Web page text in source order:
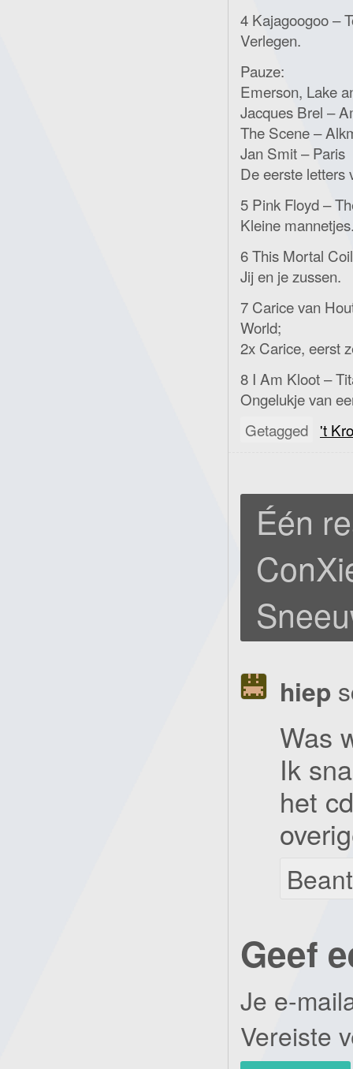
4 Kajagoogoo –
Verlegen.
Pauze:
Emerson, Lake
Jacques Brel –
The Scene –
Jan Smit – Paris
De eerste letters
5 Pink Floyd –
Kleine
6 This Mortal
Jij en je zussen.
7 Carice van
World;
2x Carice, eerst
8 I Am Kloot –
Ongelukje van
Getagged 't
Één
hiep
Was
Ik
het
Geef
Je e-
Vereiste